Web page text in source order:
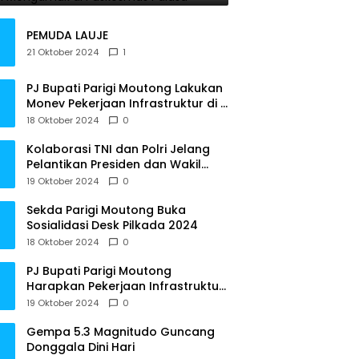
PEMUDA LAUJE
21 Oktober 2024 1
PJ Bupati Parigi Moutong Lakukan
Monev Pekerjaan Infrastruktur di 3
Kecamatan
18 Oktober 2024 0
Kolaborasi TNI dan Polri Jelang
Pelantikan Presiden dan Wakil
Presiden RI
19 Oktober 2024 0
Sekda Parigi Moutong Buka
Sosialidasi Desk Pilkada 2024
18 Oktober 2024 0
PJ Bupati Parigi Moutong
Harapkan Pekerjaan Infrastruktur
Tepat Waktu
19 Oktober 2024 0
Gempa 5.3 Magnitudo Guncang
Donggala Dini Hari